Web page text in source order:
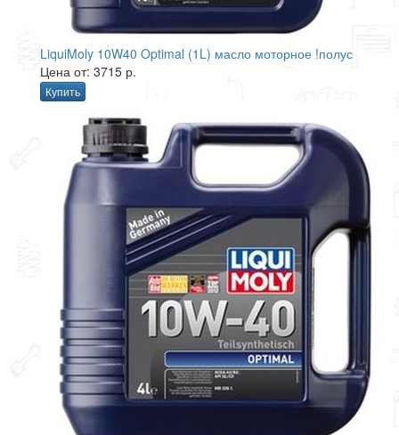
LiquiMoly 10W40 Optimal (1L) масло моторное !полус
Цена от: 3715 р.
Купить